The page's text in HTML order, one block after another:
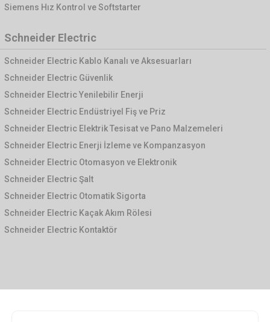
Siemens Hız Kontrol ve Softstarter
Schneider Electric
Schneider Electric Kablo Kanalı ve Aksesuarları
Schneider Electric Güvenlik
Schneider Electric Yenilebilir Enerji
Schneider Electric Endüstriyel Fiş ve Priz
Schneider Electric Elektrik Tesisat ve Pano Malzemeleri
Schneider Electric Enerji İzleme ve Kompanzasyon
Schneider Electric Otomasyon ve Elektronik
Schneider Electric Şalt
Schneider Electric Otomatik Sigorta
Schneider Electric Kaçak Akım Rölesi
Schneider Electric Kontaktör